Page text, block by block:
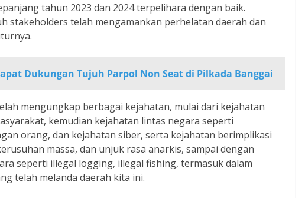
tahun 2023 dan 2024 terpelihara dengan baik.
stakeholders telah mengamankan perhelatan daerah dan
Dukungan Tujuh Parpol Non Seat di Pilkada Banggai
mengungkap berbagai kejahatan, mulai dari kejahatan
kemudian kejahatan lintas negara seperti
orang, dan kejahatan siber, serta kejahatan berimplikasi
massa, dan unjuk rasa anarkis, sampai dengan
seperti illegal logging, illegal fishing, termasuk dalam
telah melanda daerah kita ini.